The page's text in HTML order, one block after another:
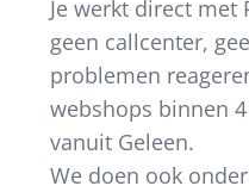
Je werkt direct
geen callcenter,
problemen
webshops binnen
vanuit Geleen.
We doen ook